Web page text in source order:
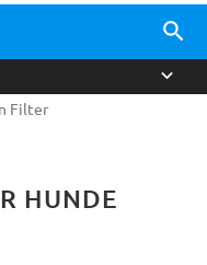
Filter
HUNDE